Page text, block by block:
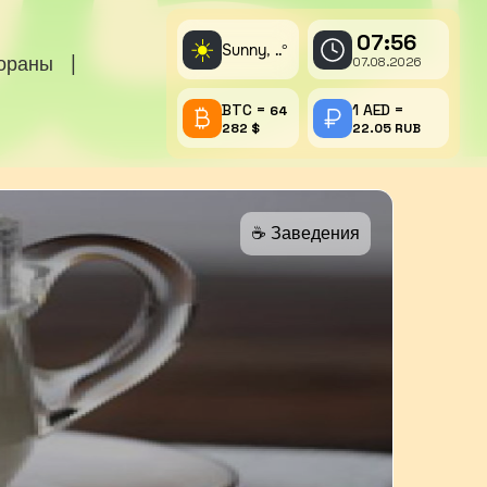
☀️ Sunny, ..° 07:56
07.08.2026
BTC = 64
282 $
1 AED =
22.05 RUB
☕️ Заведения